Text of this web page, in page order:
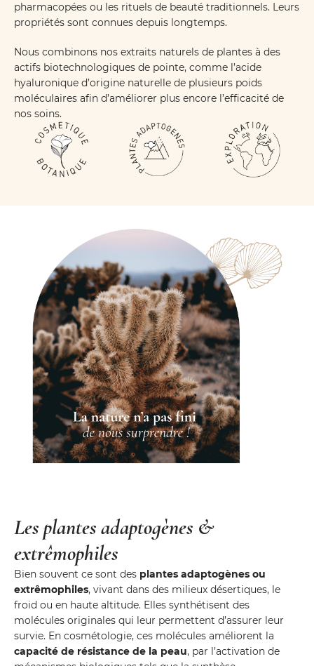
pharmacopées ou les rituels de beauté traditionnels. Leurs
propriétés sont connues depuis longtemps.
Nous combinons nos extraits naturels de plantes à des
actifs biotechnologiques de pointe, comme l’acide
hyaluronique d’origine naturelle de plusieurs poids
moléculaires afin d’améliorer plus encore l’efficacité de
nos soins.
Les plantes adaptogènes &
extrêmophiles
Bien souvent ce sont des plantes adaptogènes ou
extrêmophiles, vivant dans des milieux désertiques, le
froid ou en haute altitude. Elles synthétisent des
molécules originales qui leur permettent d’assurer leur
survie. En cosmétologie, ces molécules améliorent la
capacité de résistance de la peau, par l’activation de